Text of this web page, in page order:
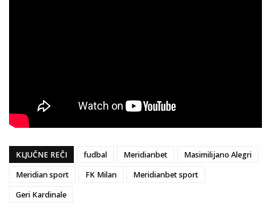
KLJUČNE REČI fudbal Meridianbet
Masimilijano Alegri
Meridian sport
FK Milan
Meridianbet sport
Geri Kardinale